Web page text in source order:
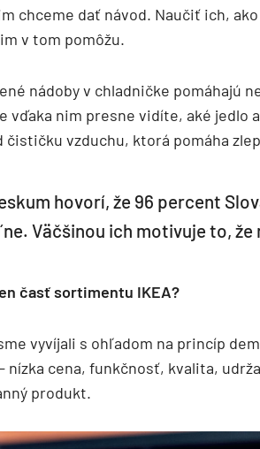
chceme dať návod. Naučiť ich,
v tom pomôžu.
nádoby v chladničke pomáhajú
vďaka nim presne vidíte, aké jedlo
čističku vzduchu, ktorá pomáha
hovorí, že 96 percent
Väčšinou ich motivuje to, že
časť sortimentu IKEA?
vyvíjali s ohľadom na princíp
nízka cena, funkčnosť, kvalita,
produkt.